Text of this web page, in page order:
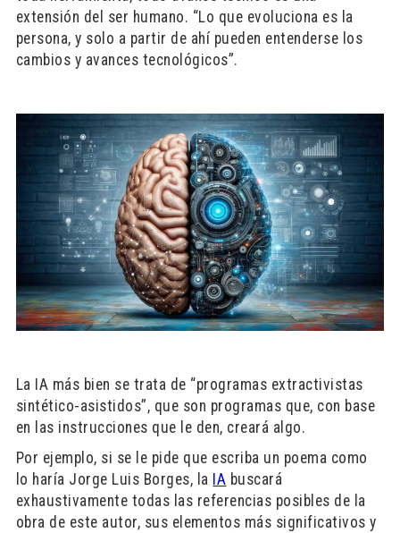
extensión del ser humano. “Lo que evoluciona es la
persona, y solo a partir de ahí pueden entenderse los
cambios y avances tecnológicos”.
La IA más bien se trata de “programas extractivistas
sintético-asistidos”, que son programas que, con base
en las instrucciones que le den, creará algo.
Por ejemplo, si se le pide que escriba un poema como
lo haría Jorge Luis Borges, la IA buscará
exhaustivamente todas las referencias posibles de la
obra de este autor, sus elementos más significativos y